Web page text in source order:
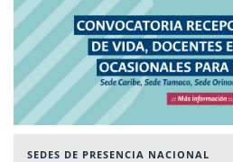
SEDES DE PRESENCIA NACIONAL